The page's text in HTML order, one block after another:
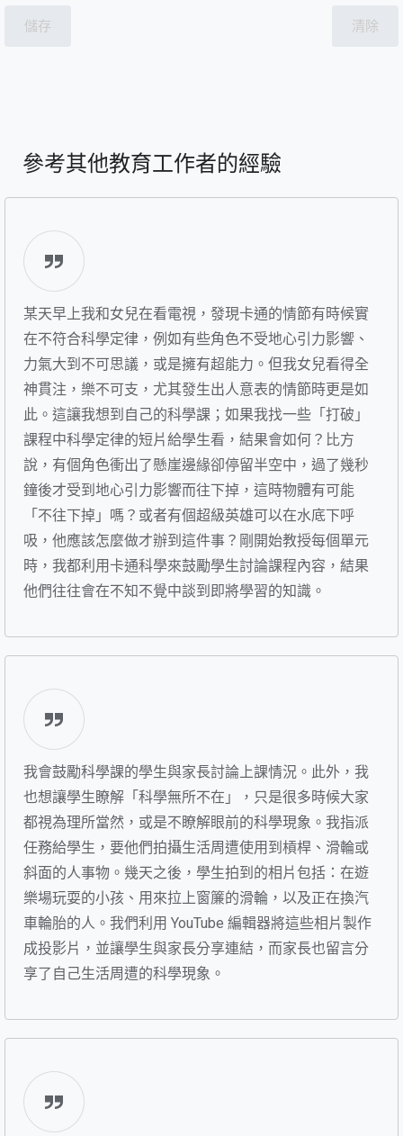
儲存 清除
參考其他教育工作者的經驗
某天早上我和女兒在看電視，發現卡通的情節有時候實
在不符合科學定律，例如有些角色不受地心引力影響、
力氣大到不可思議，或是擁有超能力。但我女兒看得全
神貫注，樂不可支，尤其發生出人意表的情節時更是如
此。這讓我想到自己的科學課；如果我找一些「打破」
課程中科學定律的短片給學生看，結果會如何？比方
說，有個角色衝出了懸崖邊緣卻停留半空中，過了幾秒
鐘後才受到地心引力影響而往下掉，這時物體有可能
「不往下掉」嗎？或者有個超級英雄可以在水底下呼
吸，他應該怎麼做才辦到這件事？剛開始教授每個單元
時，我都利用卡通科學來鼓勵學生討論課程內容，結果
他們往往會在不知不覺中談到即將學習的知識。
我會鼓勵科學課的學生與家長討論上課情況。此外，我
也想讓學生瞭解「科學無所不在」，只是很多時候大家
都視為理所當然，或是不瞭解眼前的科學現象。我指派
任務給學生，要他們拍攝生活周遭使用到槓桿、滑輪或
斜面的人事物。幾天之後，學生拍到的相片包括：在遊
樂場玩耍的小孩、用來拉上窗簾的滑輪，以及正在換汽
車輪胎的人。我們利用 YouTube 編輯器將這些相片製作
成投影片，並讓學生與家長分享連結，而家長也留言分
享了自己生活周遭的科學現象。